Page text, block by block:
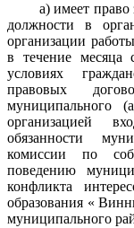
а) имеет право
должности в
организации
в течение месяца
условиях
правовых
муниципального
организацией
обязанности
комиссии по
поведению
конфликта
образования «
муниципального